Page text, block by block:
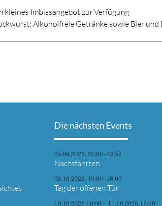
kleines Imbissangebot zur Verfügung
Alkoholfreie Getränke sowie Bier
Die nächsten Events
05.09.2026, 20:00–23:59
Nachtfahrten
03.10.2026, 10:00–18:00
Tag der offenen Tür
10.10.2026 10:00 – 11.10.2026 16:00